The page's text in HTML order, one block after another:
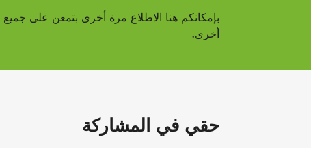
بإمكانكم هنا الاطلاع مرة أخرى بتمعن على
أخرى.
حقي في المشاركة